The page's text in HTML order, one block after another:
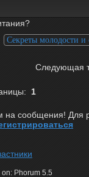
Секреты молодости и
Следующая
1
на сообщения! Для
Phorum 5.5